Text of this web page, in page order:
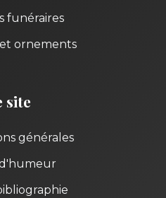
funéraires
ornements
site
générales